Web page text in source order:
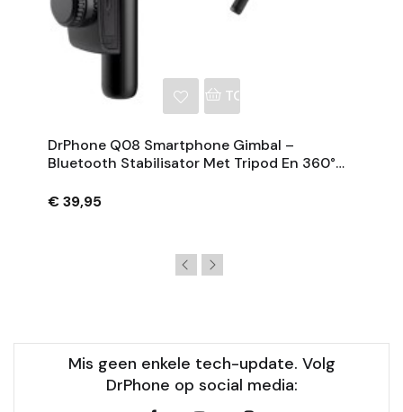
TOEVOEGEN AAN
DrPhone Q08 Smartphone Gimbal –
Bluetooth Stabilisator Met Tripod En 360°
€ 39,95
Mis geen enkele tech-update. Volg
DrPhone op social media: